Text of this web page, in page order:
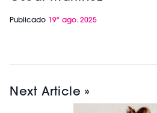
Publicado 19º ago. 2025
Next Article »